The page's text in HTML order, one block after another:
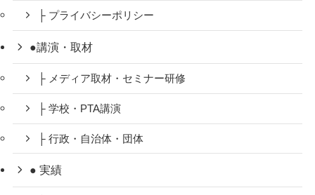
├ プライバシーポリシー
●講演・取材
├ メディア取材・セミナー研修
├ 学校・PTA講演
├ 行政・自治体・団体
● 実績